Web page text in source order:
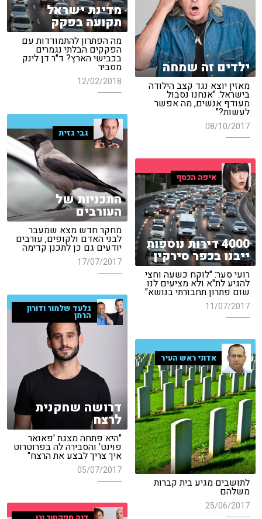
מדינת ישראל
תקועה בפקק
מה הפתרון להתמודדות עם
הפקקים הבלתי נגמרים
בכבישי הארץ? ד"ר דן לינק
מסביר
12/02/2018
ילדים זה שמחה
מאזין יוצא נגד קצב הילודה
בישראל: "אנחנו נסבול
מעודף אנשים, מה אפשר
לעשות?"
08/10/2017
גבי גזית
התכניות של
העורבים
מחקר חדש מצא שמעבר
לבני האדם ולקופים, עורבים
יודעים גם כן לתכנן קדימה
17/07/2017
איפה הכסף
4000 דירות נוספות
ייבנו בכפר סירקין
רועי סער: "לוקח כשעה וחצי
להגיע לת"א ולא מציעים לנו
שום פתרון תחבורתי בנושא"
11/07/2017 גלעד שלמור ודורון
הרמן
דרושה שחקנית
לרצח
"היא פתחה מצגת 'פאואר
פוינט' והסבירה לה בפרוטרוט
איך צריך לבצע את הרצח"
05/07/2017
אדוני ראש העיר
לתושבים מגיע בית קברות
משלהם
25/06/2017